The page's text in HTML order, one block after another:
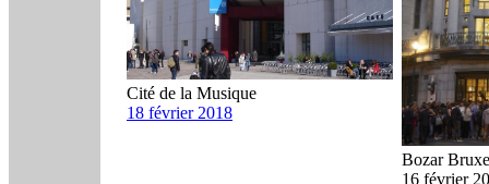
Cité de la Musique
18 février 2018
Bozar
16 février